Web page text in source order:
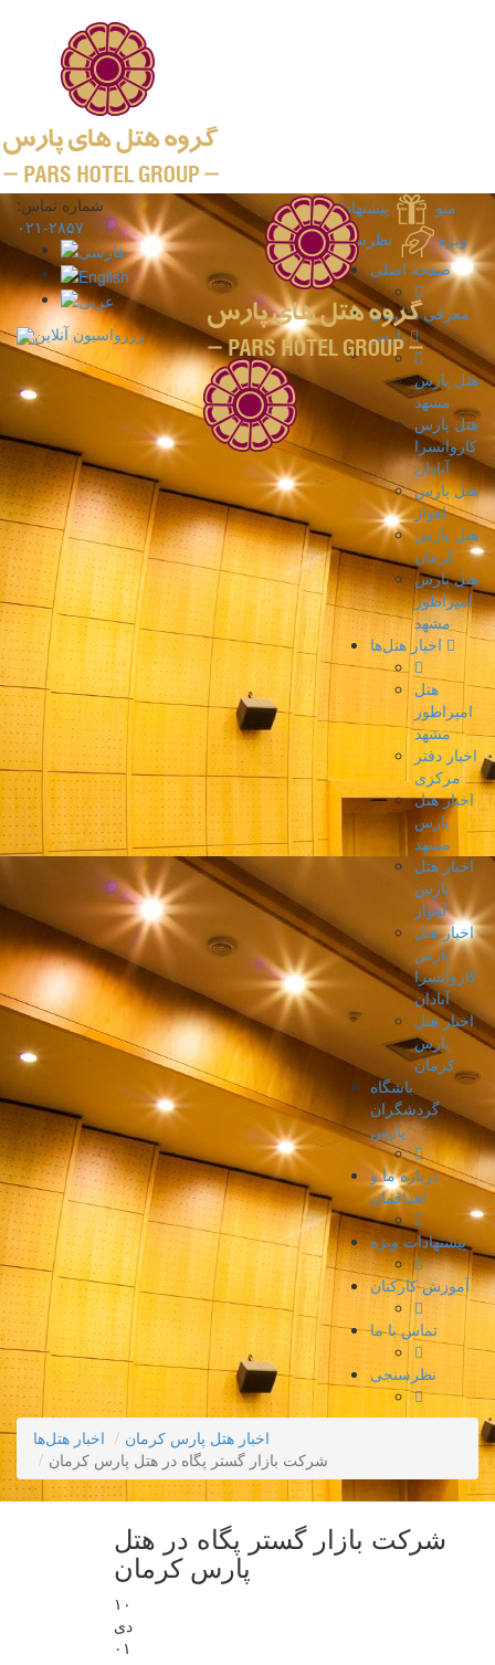
منو
پیشنهادات
ویژه
نظرسنجی
صفحه اصلی
معرفی هتل‌های
پارس
هتل پارس
مشهد
هتل پارس
کاروانسرا
آبادان
هتل پارس
اهواز
هتل پارس
کرمان
هتل پارس
امپراطور
مشهد
هتل
امپراطور
مشهد
اخبار دفتر
مرکزی
اخبار هتل
پارس
مشهد
اخبار هتل
پارس
اهواز
اخبار هتل
پارس
کاروانسرا
آبادان
اخبار هتل
پارس
کرمان
باشگاه
گردشگران
پارس
درباره ما و
اهدافمان
پیشنهادات ویژه
آموزش کارکنان
تماس با ما
نظرسنجی
شماره تماس:
۲۸۵۷-۰۲۱
رزرواسیون آنلاین
اخبار هتل‌ها
اخبار هتل پارس کرمان
شرکت بازار گستر پگاه در هتل پارس کرمان
شرکت بازار گستر پگاه در هتل
پارس کرمان
۱۰
دی
۰۱